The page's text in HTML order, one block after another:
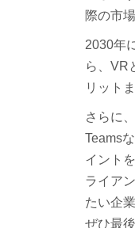
際の市
2030年
ら、VR
リット
さらに
Teams
イント
ライア
たい企
ぜひ最